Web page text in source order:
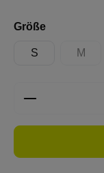
Größeauswählen
S M
Produkt